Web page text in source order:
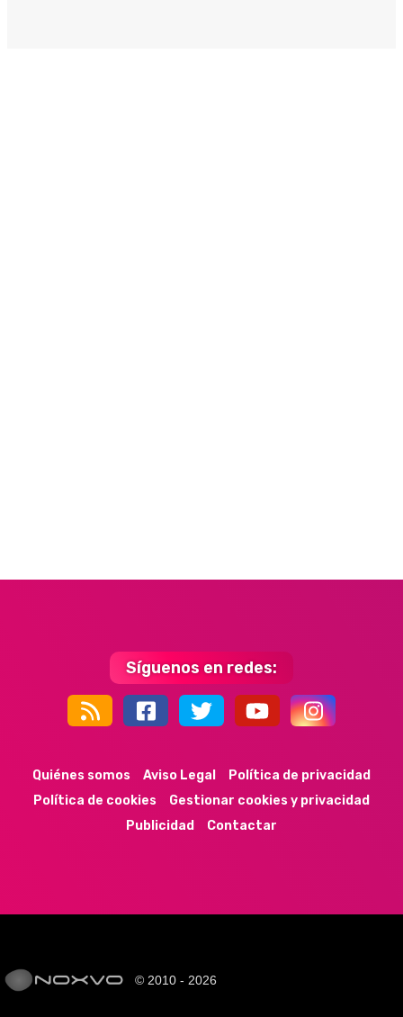
Síguenos en redes:
Quiénes somos Aviso Legal
Política de privacidad
Política de cookies
Gestionar cookies y privacidad
Publicidad
Contactar
© 2010 - 2026